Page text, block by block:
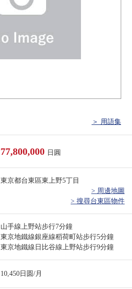
＞ 用語集
77,800,000 日圓
東京都台東區東上野5丁目
> 周邊地圖
> 搜尋台東區物件
山手線上野站步行7分鐘
東京地鐵線銀座線稻荷町站步行5分鐘
東京地鐵線日比谷線上野站步行9分鐘
10,450日圆/月